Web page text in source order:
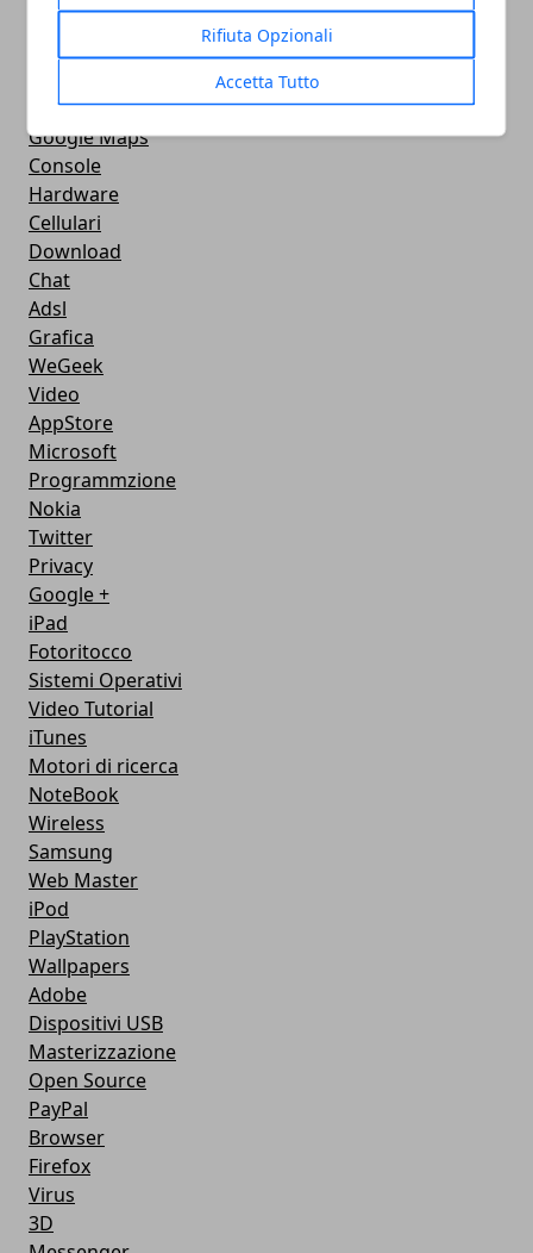
Rifiuta Opzionali
Accetta Tutto
Musica
FaceBook
Google Maps
Console
Hardware
Cellulari
Download
Chat
Adsl
Grafica
WeGeek
Video
AppStore
Microsoft
Programmzione
Nokia
Twitter
Privacy
Google +
iPad
Fotoritocco
Sistemi Operativi
Video Tutorial
iTunes
Motori di ricerca
NoteBook
Wireless
Samsung
Web Master
iPod
PlayStation
Wallpapers
Adobe
Dispositivi USB
Masterizzazione
Open Source
PayPal
Browser
Firefox
Virus
3D